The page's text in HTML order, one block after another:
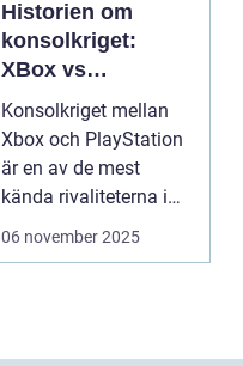
Historien om
konsolkriget:
XBox vs
PlayStation
Konsolkriget mellan
Xbox och PlayStation
är en av de mest
kända rivaliteterna i
spelvä...
06 november 2025